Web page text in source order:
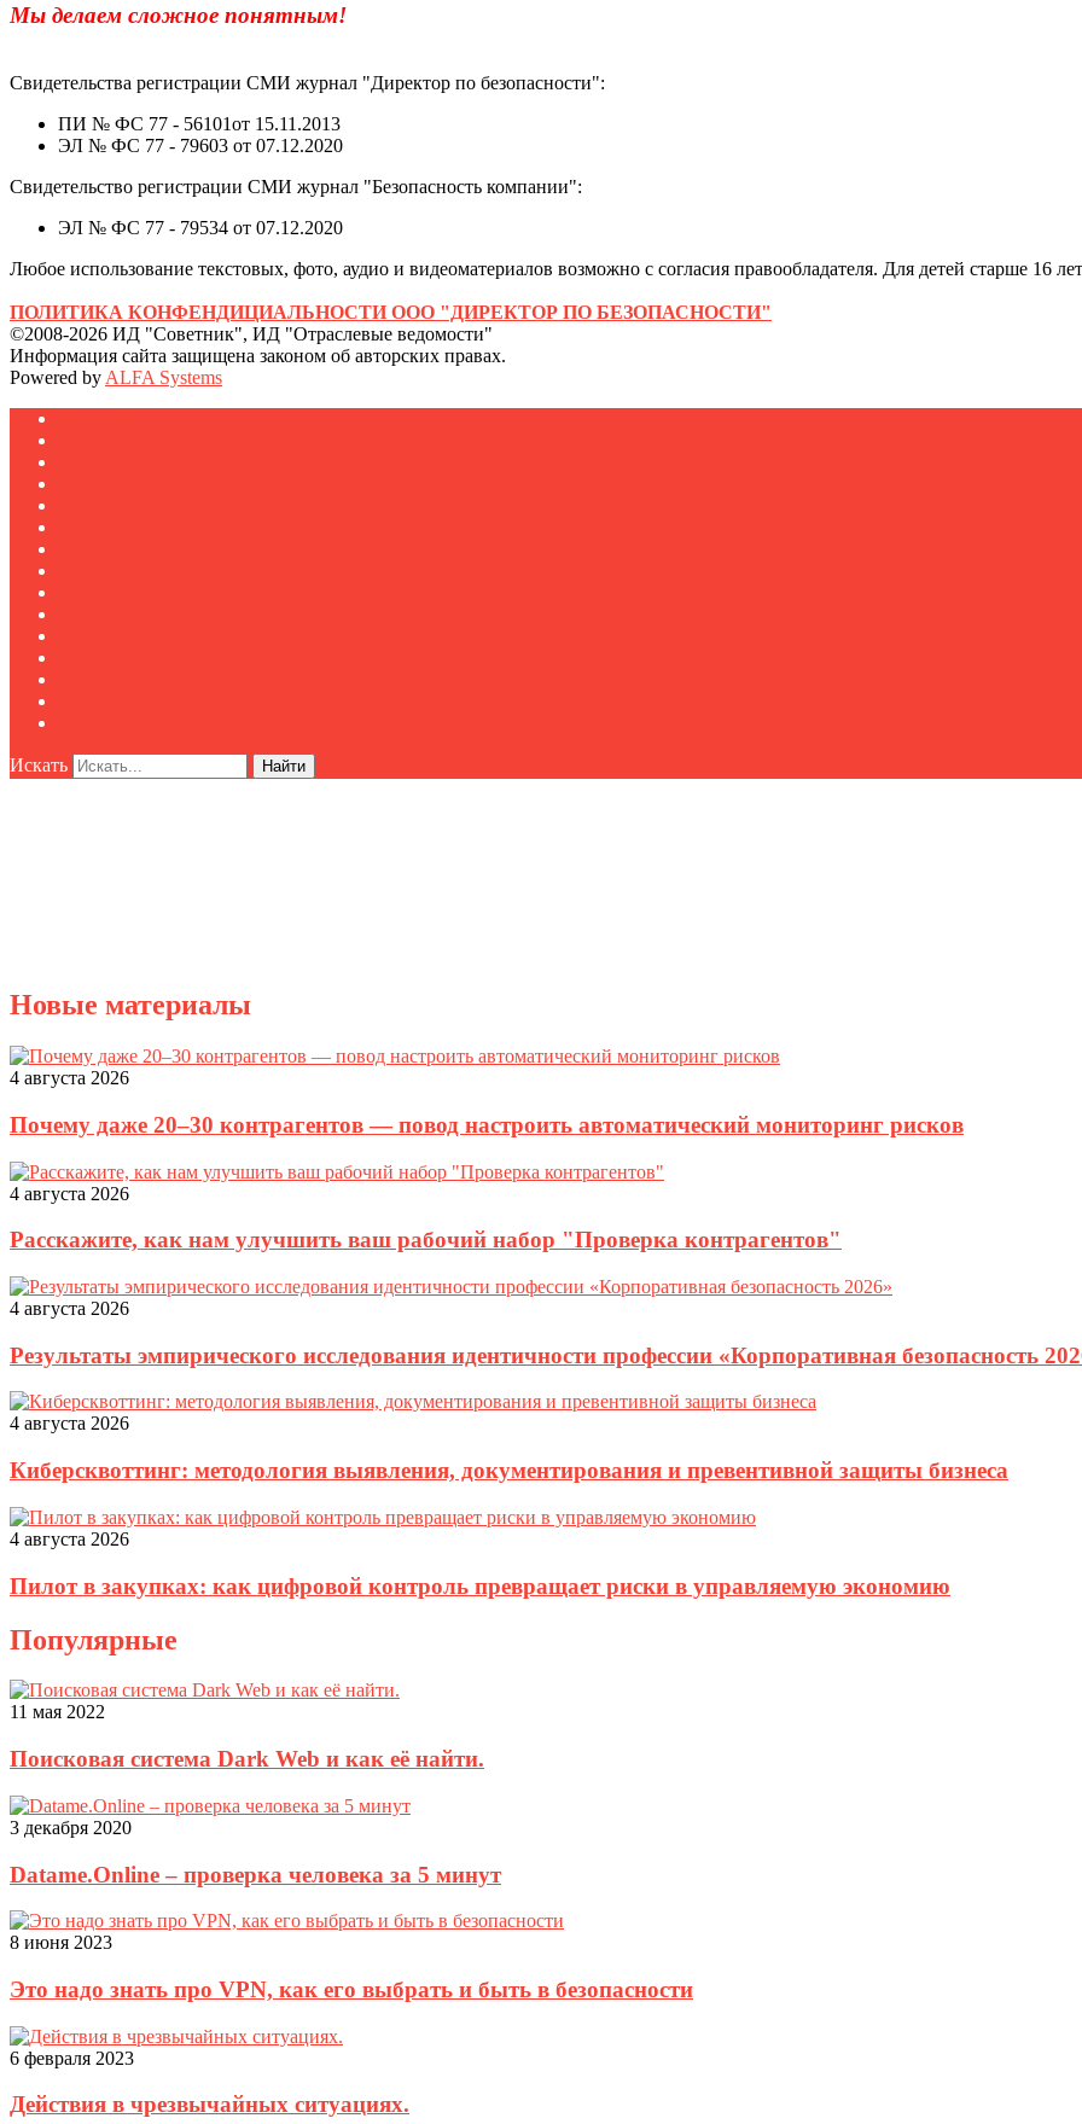
Мы делаем сложное понятным!
Свидетельства регистрации СМИ журнал "Директор по безопасности":
ПИ № ФС 77 - 56101от 15.11.2013
ЭЛ № ФС 77 - 79603 от 07.12.2020
Свидетельство регистрации СМИ журнал "Безопасность компании":
ЭЛ № ФС 77 - 79534 от 07.12.2020
Любое использование текстовых, фото, аудио и видеоматериалов возможно с согласия правообладателя. Для детей старше 16
ПОЛИТИКА КОНФЕНДИЦИАЛЬНОСТИ ООО "ДИРЕКТОР ПО БЕЗОПАСНОСТИ"
©2008-2026 ИД "Советник", ИД "Отраслевые ведомости"
Информация сайта защищена законом об авторских правах.
Powered by ALFA Systems
Искать Найти
Новые материалы
4 августа 2026
Почему даже 20–30 контрагентов — повод настроить автоматический мониторинг рисков
4 августа 2026
Расскажите, как нам улучшить ваш рабочий набор "Проверка контрагентов"
4 августа 2026
Результаты эмпирического исследования идентичности профессии «Корпоративная безопасность
4 августа 2026
Киберсквоттинг: методология выявления, документирования и превентивной защиты бизнеса
4 августа 2026
Пилот в закупках: как цифровой контроль превращает риски в управляемую экономию
Популярные
11 мая 2022
Поисковая система Dark Web и как её найти.
3 декабря 2020
Datame.Online – проверка человека за 5 минут
8 июня 2023
Это надо знать про VPN, как его выбрать и быть в безопасности
6 февраля 2023
Действия в чрезвычайных ситуациях.